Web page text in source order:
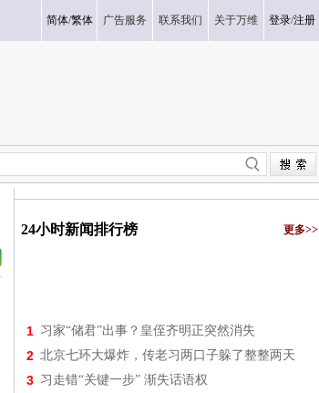
简体/繁体 广告服务 联系我们 关于万维 登录/注册
24小时新闻排行榜 更多>>
1 习家“储君”出事？皇侄齐明正突然消失
2 北京七环大爆炸，传老习两口子躲了整整两天
3 习走错“关键一步” 渐失话语权